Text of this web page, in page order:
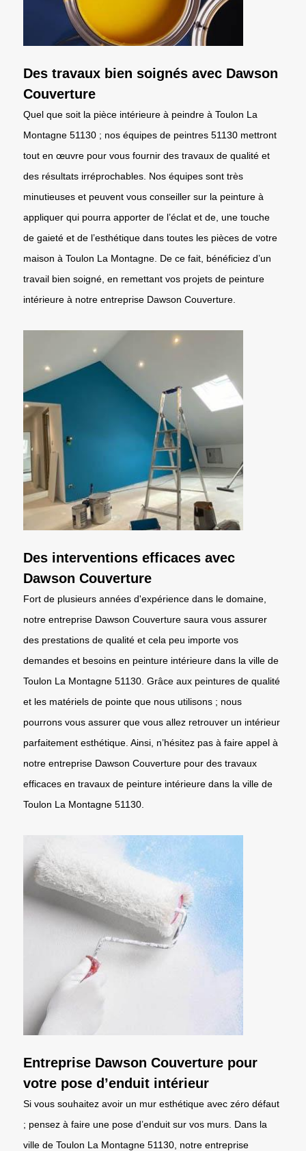
Des travaux bien soignés avec Dawson
Couverture
Quel que soit la pièce intérieure à peindre à Toulon La
Montagne 51130 ; nos équipes de peintres 51130 mettront
tout en œuvre pour vous fournir des travaux de qualité et
des résultats irréprochables. Nos équipes sont très
minutieuses et peuvent vous conseiller sur la peinture à
appliquer qui pourra apporter de l’éclat et de, une touche
de gaieté et de l’esthétique dans toutes les pièces de votre
maison à Toulon La Montagne. De ce fait, bénéficiez d’un
travail bien soigné, en remettant vos projets de peinture
intérieure à notre entreprise Dawson Couverture.
Des interventions efficaces avec
Dawson Couverture
Fort de plusieurs années d'expérience dans le domaine,
notre entreprise Dawson Couverture saura vous assurer
des prestations de qualité et cela peu importe vos
demandes et besoins en peinture intérieure dans la ville de
Toulon La Montagne 51130. Grâce aux peintures de qualité
et les matériels de pointe que nous utilisons ; nous
pourrons vous assurer que vous allez retrouver un intérieur
parfaitement esthétique. Ainsi, n’hésitez pas à faire appel à
notre entreprise Dawson Couverture pour des travaux
efficaces en travaux de peinture intérieure dans la ville de
Toulon La Montagne 51130.
Entreprise Dawson Couverture pour
votre pose d’enduit intérieur
Si vous souhaitez avoir un mur esthétique avec zéro défaut
; pensez à faire une pose d’enduit sur vos murs. Dans la
ville de Toulon La Montagne 51130, notre entreprise